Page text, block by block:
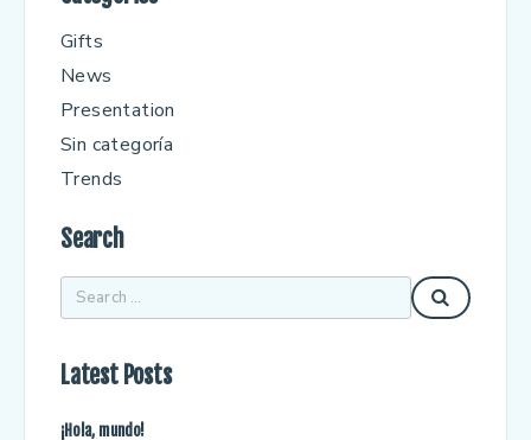
Gifts
News
Presentation
Sin categoría
Trends
Search
Latest Posts
¡Hola, mundo!